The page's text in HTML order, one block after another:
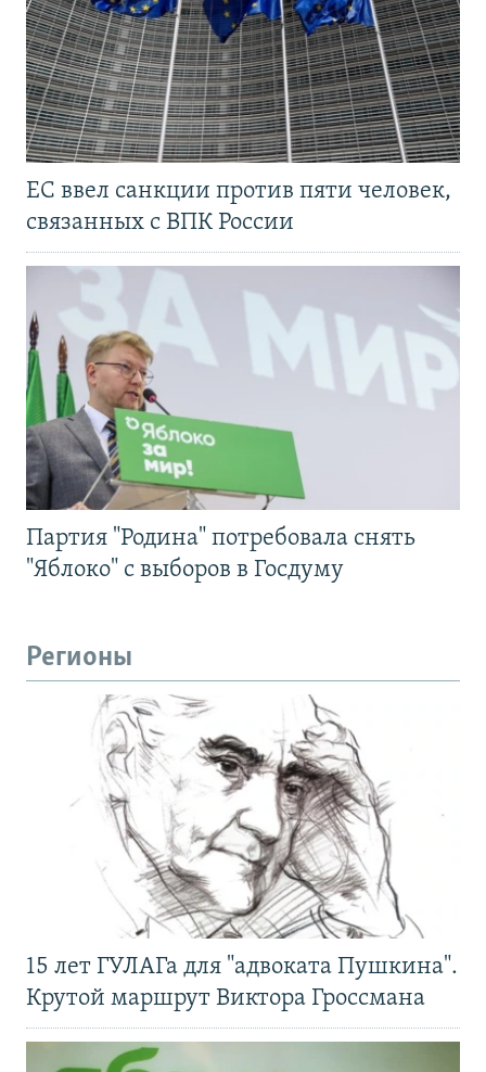
ЕС ввел санкции против пяти человек,
связанных с ВПК России
Партия "Родина" потребовала снять
"Яблоко" с выборов в Госдуму
Регионы
15 лет ГУЛАГа для "адвоката Пушкина".
Крутой маршрут Виктора Гроссмана